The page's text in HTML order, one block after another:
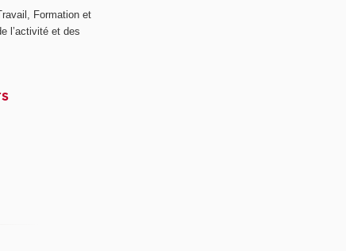
Formation et
l’activité et des